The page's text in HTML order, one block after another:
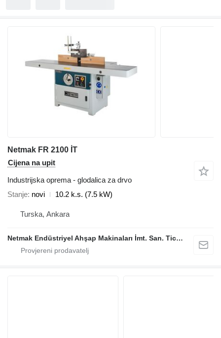
Netmak FR 2100 İT
Cijena na upit
Industrijska oprema - glodalica za drvo
Stanje novi 10.2 k.s. (7.5 kW)
Turska, Ankara
Netmak Endüstriyel Ahşap Makinaları İmt. San. Tic. A.Ş.